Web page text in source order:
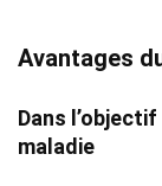
Avantages
Dans
maladie